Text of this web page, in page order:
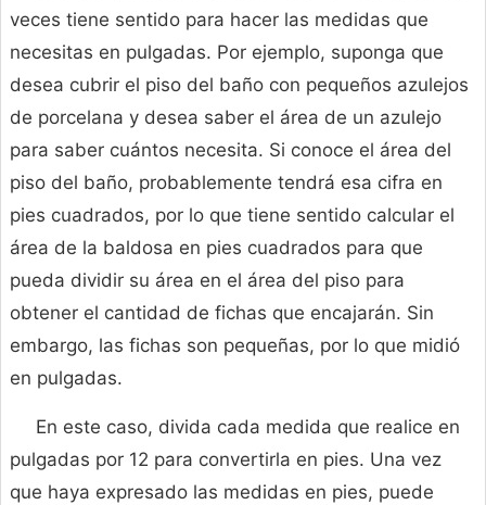
veces tiene sentido para hacer las medidas que
necesitas en pulgadas. Por ejemplo, suponga que
desea cubrir el piso del baño con pequeños azulejos
de porcelana y desea saber el área de un azulejo
para saber cuántos necesita. Si conoce el área del
piso del baño, probablemente tendrá esa cifra en
pies cuadrados, por lo que tiene sentido calcular el
área de la baldosa en pies cuadrados para que
pueda dividir su área en el área del piso para
obtener el cantidad de fichas que encajarán. Sin
embargo, las fichas son pequeñas, por lo que midió
en pulgadas.
En este caso, divida cada medida que realice en
pulgadas por 12 para convertirla en pies. Una vez
que haya expresado las medidas en pies, puede